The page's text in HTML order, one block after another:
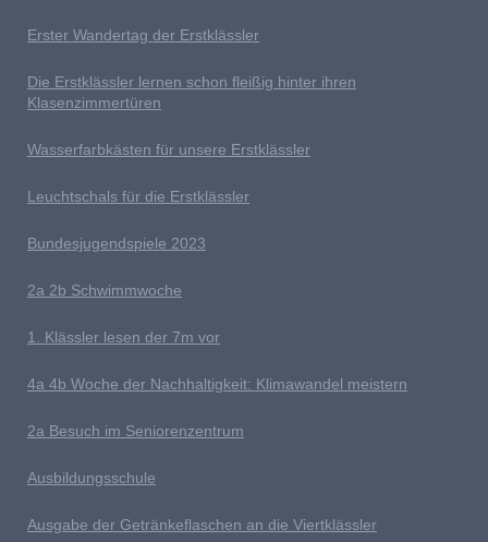
Erster Wandertag der Erstklässler
Die Erstklässler lernen schon fleißig hinter ihren
Klasenzimmertüren
Wasserfarbkästen für unsere Erstklässler
L euchtschals für die Erstklässler
Bundesjugendspiele 2023
2a 2b Schwimmwoche
1. Klässler lesen der 7m vor
4a 4b Woche der Nachhaltigkeit: Klimawandel meistern
2a Besuch im Seniorenzentrum
Ausbildungsschule
Ausgabe der Getränkeflaschen an die Viertklässler